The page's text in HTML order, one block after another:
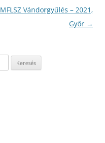
MFLSZ Vándorgyűlés – 2021,
Győr →